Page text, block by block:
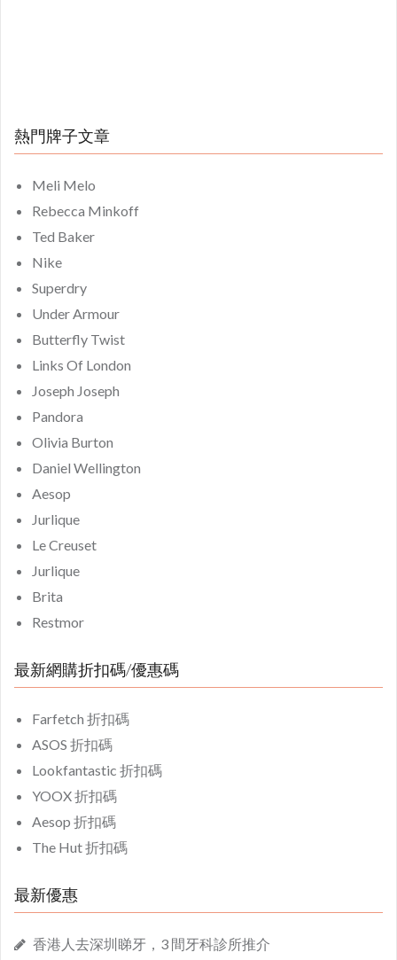
熱門牌子文章
Meli Melo
Rebecca Minkoff
Ted Baker
Nike
Superdry
Under Armour
Butterfly Twist
Links Of London
Joseph Joseph
Pandora
Olivia Burton
Daniel Wellington
Aesop
Jurlique
Le Creuset
Jurlique
Brita
Restmor
最新網購折扣碼/優惠碼
Farfetch 折扣碼
ASOS 折扣碼
Lookfantastic 折扣碼
YOOX 折扣碼
Aesop 折扣碼
The Hut 折扣碼
最新優惠
香港人去深圳睇牙，3 間牙科診所推介